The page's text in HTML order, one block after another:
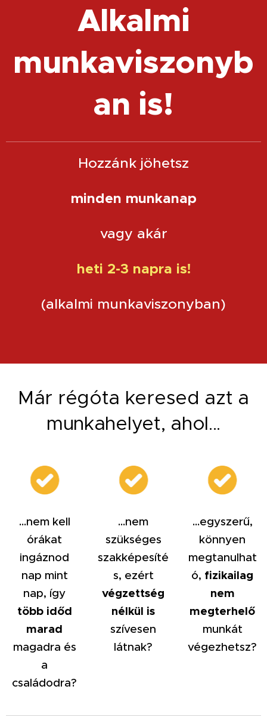
Alkalmi
munkaviszonyb
an is!
Hozzánk jöhetsz
minden munkanap
vagy akár
heti 2-3 napra is!
(alkalmi munkaviszonyban)
Már régóta keresed azt a
munkahelyet, ahol...
...nem kell
órákat
ingáznod
nap mint
nap, így
több időd
marad
magadra és
a
családodra?
...nem
szükséges
szakképesíté
s, ezért
végzettség
nélkül is
szívesen
látnak?
...egyszerű,
könnyen
megtanulhat
ó, fizikailag
nem
megterhelő
munkát
végezhetsz?